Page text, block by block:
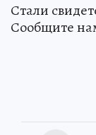
Стали
Сообщите